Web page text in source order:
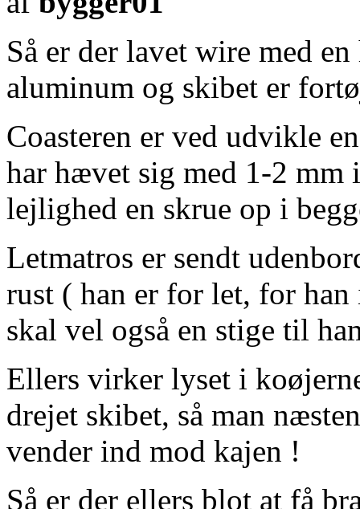
Så er der lavet wire med
aluminum og skibet er
Coasteren er ved udvikle
har hævet sig med 1-2 mm
lejlighed en skrue op i
Letmatros er sendt
rust ( han er for let, for
skal vel også en stige til
Ellers virker lyset i
drejet skibet, så man
vender ind mod kajen !
Så er der ellers blot at få